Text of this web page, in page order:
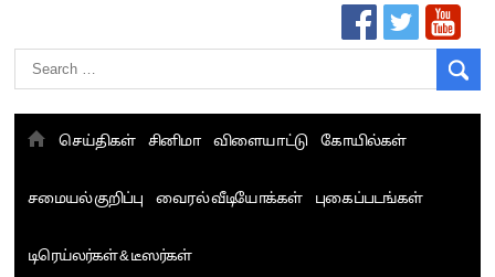
செய்திகள் சினிமா விளையாட்டு கோயில்கள்
சமையல் குறிப்பு வைரல் வீடியோக்கள் புகைப்படங்கள்
டிரெய்லர்கள் & டீஸர்கள்
“மக்களால் நிராகரிக்கப்பட்டவர் ஸ்டாலின்!” – செங்கோட்டையன்
எங்களை நீக்குவதற்கு இபிஎஸ்க்கு அதிகாரம் இல்லை.. – சி. வி.சண்முகம்
எஸ்.பி.வேலுமணி, சி.வி.சண்முகம் உள்ளிட்ட MLA-க்கள் பதவி பறிப்பு
தலைவர் அன்புமணி ராமதாஸ்
ராகுல் காந்தி கைது – தவெக தலைவர் விஜய் கண்டனம்